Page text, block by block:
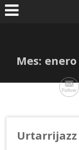
Mes: enero